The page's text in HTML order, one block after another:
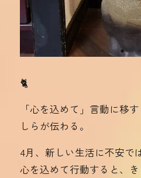
🐈‍
「心を込めて」言動に移
しらが伝わる。
4月、新しい生活に不安で
心を込めて行動すると、